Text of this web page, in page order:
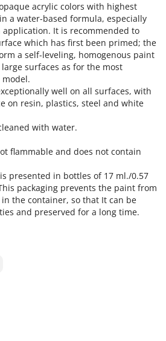
acrylic colors with highest
a water-based formula, especially
It is recommended to
which has first been primed; the
a self-leveling, homogenous paint
surfaces as for the most
well on all surfaces, with
on resin, plastics, steel and white
with water.
flammable and does not contain
presented in bottles of 17 ml./0.57
packaging prevents the paint from
the container, so that It can be
and preserved for a long time.